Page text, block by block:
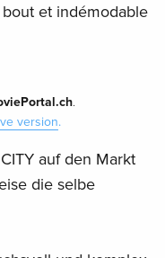
et indémodable
.
version.
auf den Markt
die selbe